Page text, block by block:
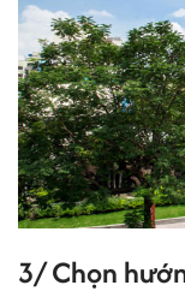
3/ Chọn